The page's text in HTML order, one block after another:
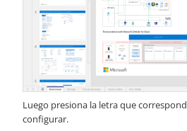
Luego presiona la letra que
configurar.